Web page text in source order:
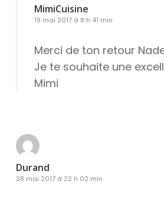
MimiCuisine
19 mai 2017 à 8 h 41 min
Merci de ton retour
Je te souhaite une
Mimi
Durand
28 mai 2017 à 22 h 02 min